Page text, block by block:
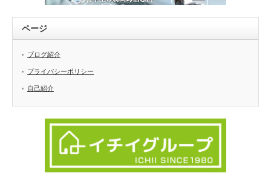
ページ
ブログ紹介
プライバシーポリシー
自己紹介